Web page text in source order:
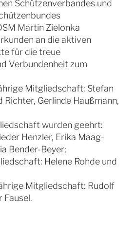
Schützenverbandes und
Martin Zielonka
an die aktiven
für die treue
Verbundenheit zum
Mitgliedschaft: Stefan
Gerlinde Haußmann,
wurden geehrt:
Henzler, Erika Maag-
Bender-Beyer;
Helene Rohde und
Mitgliedschaft: Rudolf
Fausel.